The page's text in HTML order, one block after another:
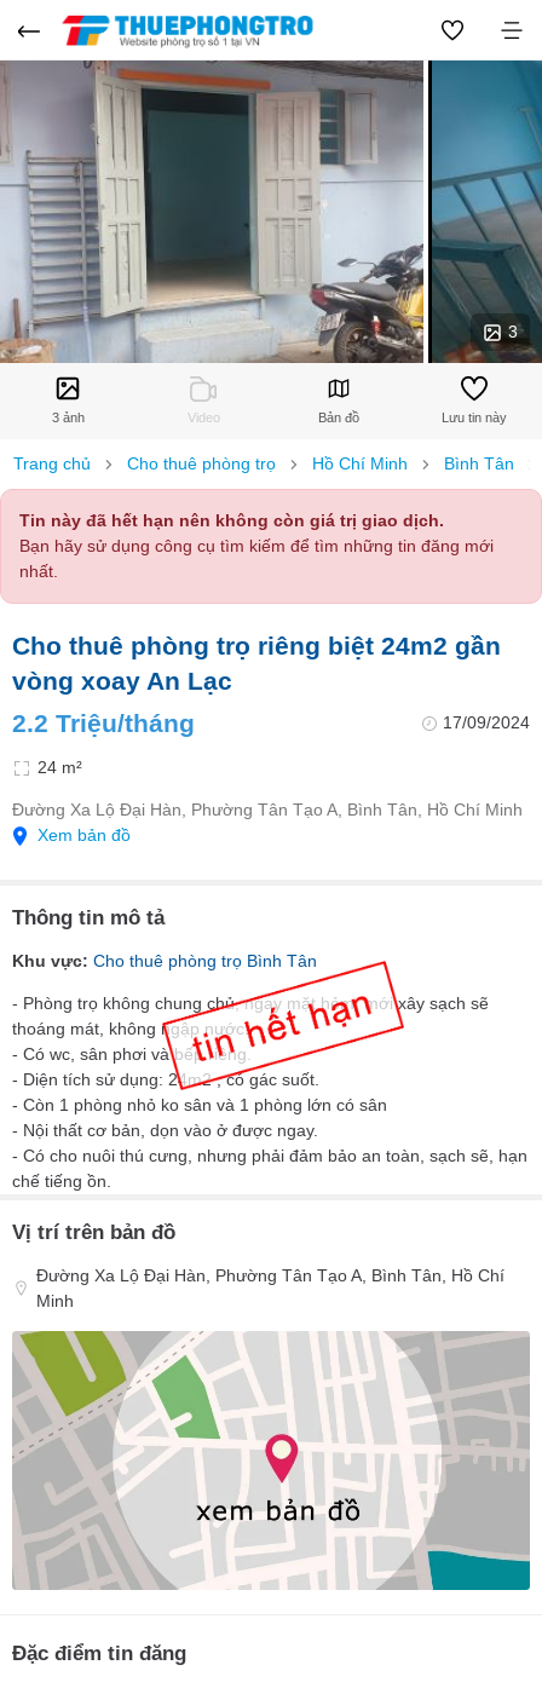
3
3 ảnh Video Bản đồ Lưu tin này
Trang chủ Cho thuê phòng trọ Hồ Chí Minh Bình Tân
Tin này đã hết hạn nên không còn giá trị giao dịch.
Bạn hãy sử dụng công cụ tìm kiếm để tìm những tin đăng mới
nhất.
Cho thuê phòng trọ riêng biệt 24m2 gần
vòng xoay An Lạc
2.2 Triệu/tháng
17/09/2024
24 m²
Đường Xa Lộ Đại Hàn, Phường Tân Tạo A, Bình Tân, Hồ Chí Minh
Xem bản đồ
Thông tin mô tả
Khu vực: Cho thuê phòng trọ Bình Tân
- Phòng trọ không chung chủ, ngay mặt hẻm, mới xây sạch sẽ
thoáng mát, không ngập nước.
- Có wc, sân phơi và bếp riêng.
- Diện tích sử dụng: 24m2 , có gác suốt.
- Còn 1 phòng nhỏ ko sân và 1 phòng lớn có sân
- Nội thất cơ bản, dọn vào ở được ngay.
- Có cho nuôi thú cưng, nhưng phải đảm bảo an toàn, sạch sẽ, hạn
chế tiếng ồn.
Vị trí trên bản đồ
Đường Xa Lộ Đại Hàn, Phường Tân Tạo A, Bình Tân, Hồ Chí
Minh
Đặc điểm tin đăng